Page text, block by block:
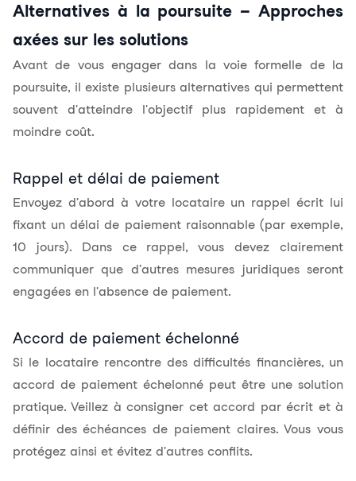
Alternatives à la poursuite – Approches
axées sur les solutions
Avant de vous engager dans la voie formelle de la
poursuite, il existe plusieurs alternatives qui permettent
souvent d'atteindre l'objectif plus rapidement et à
moindre coût.
Rappel et délai de paiement
Envoyez d'abord à votre locataire un rappel écrit lui
fixant un délai de paiement raisonnable (par exemple,
10 jours). Dans ce rappel, vous devez clairement
communiquer que d'autres mesures juridiques seront
engagées en l'absence de paiement.
Accord de paiement échelonné
Si le locataire rencontre des difficultés financières, un
accord de paiement échelonné peut être une solution
pratique. Veillez à consigner cet accord par écrit et à
définir des échéances de paiement claires. Vous vous
protégez ainsi et évitez d'autres conflits.